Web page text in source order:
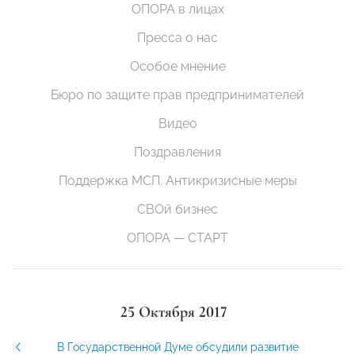
ОПОРА в лицах
Пресса о нас
Особое мнение
Бюро по защите прав предпринимателей
Видео
Поздравления
Поддержка МСП. Антикризисные меры
СВОй бизнес
ОПОРА — СТАРТ
25 Октября 2017
В Государственной Думе обсудили развитие